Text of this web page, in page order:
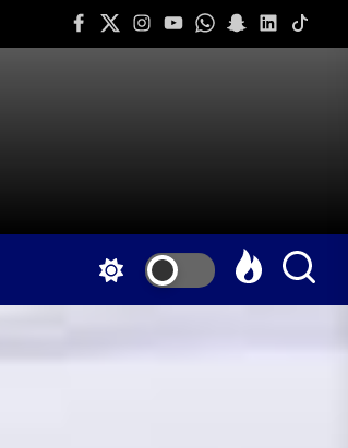
Facebook
TwitterInstagram
YoutubeWhatsapp
Snapchat
Linkedin
Tiktok